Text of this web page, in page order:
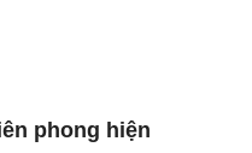
phong hiện